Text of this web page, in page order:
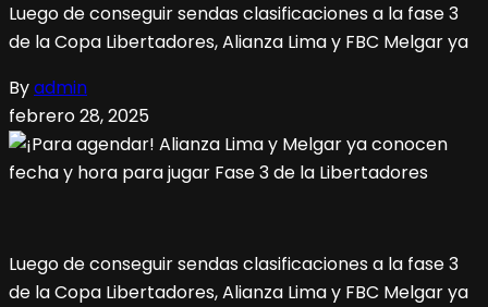
Luego de conseguir sendas clasificaciones a la fase 3
de la Copa Libertadores, Alianza Lima y FBC Melgar ya
Byadmin
febrero 28, 2025
Luego de conseguir sendas clasificaciones a la fase 3
de la Copa Libertadores, Alianza Lima y FBC Melgar ya